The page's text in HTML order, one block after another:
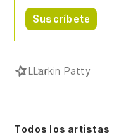
Suscríbete
LLarkin Patty
Todos los artistas